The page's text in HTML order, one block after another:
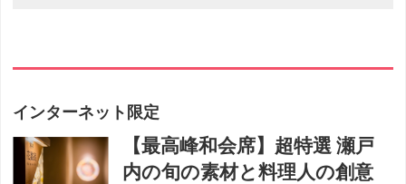
インターネット限定
【最高峰和会席】超特選 瀬戸
内の旬の素材と料理人の創意